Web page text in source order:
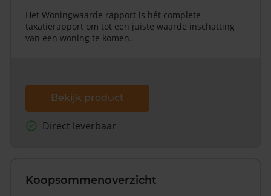
Het Woningwaarde rapport is hét complete
taxatierapport om tot een juiste waarde inschatting
van een woning te komen.
Bekijk product
Direct leverbaar
Koopsommenoverzicht